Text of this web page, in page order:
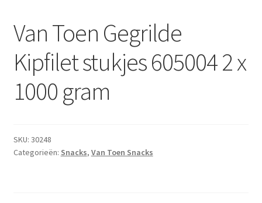
Salades
Stoverijen
Maaltijden Diepvries
Van Toen Gegrilde
Kipfilet stukjes 605004 2 x
1000 gram
SKU: 30248
Categorieën: Snacks, Van Toen Snacks